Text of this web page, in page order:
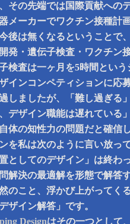
その先端では国際貢献への
メーカーでワクチン接種計
後は無くなるということで
発・遺伝子検査・ワクチン
検査は一ヶ月を5時間とい
インコンペティションに応
しましたが、「難し過ぎる
デザイン職能は遅れている
体の知性力の問題だと確信
を私は次のように言い放っ
としてのデザイン」は終わ
解決の最適解を形態で解答
のこと、浮かび上がってく
ザイン解答」です。
Designはその一つとして